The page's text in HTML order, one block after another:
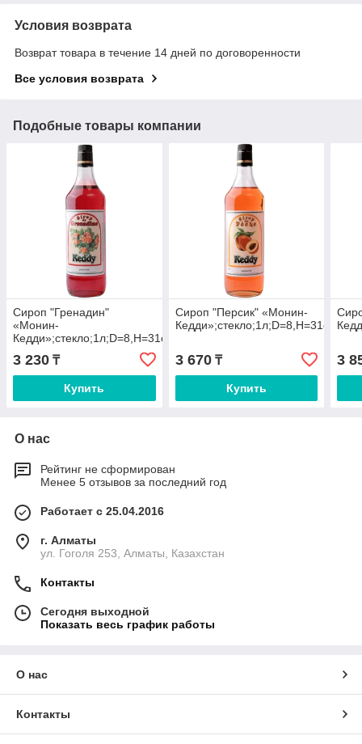
Условия возврата
Возврат товара в течение 14 дней по договоренности
Все условия возврата
Подобные товары компании
Сироп "Гренадин"
«Монин-
Кедди»;стекло;1л;D=8,H=31см
3 230 ₸
Купить
Сироп "Персик" «Монин-
Кедди»;стекло;1л;D=8,H=31см
3 670₸
Купить
3
О нас
Рейтинг не сформирован
Менее 5 отзывов за последний год
Работает с 25.04.2016
г. Алматы
ул. Гоголя 253, Алматы, Казахстан
Контакты
Сегодня выходной
Показать весь график работы
О нас
Контакты